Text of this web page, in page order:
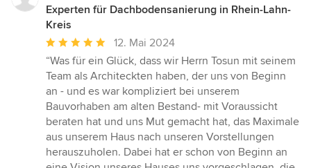
Experten für Dachbodensanierung in Rhein-Lahn-
Kreis
Durchschnittliche
Bewertung:
5
von
5
Sternen
12. Mai 2024
“Was für ein Glück, dass wir Herrn Tosun mit seinem
Team als Architeckten haben, der uns von Beginn
an - und es war kompliziert bei unserem
Bauvorhaben am alten Bestand- mit Voraussicht
beraten hat und uns Mut gemacht hat, das Maximale
aus unserem Haus nach unseren Vorstellungen
herauszuholen. Dabei hat er schon von Beginn an